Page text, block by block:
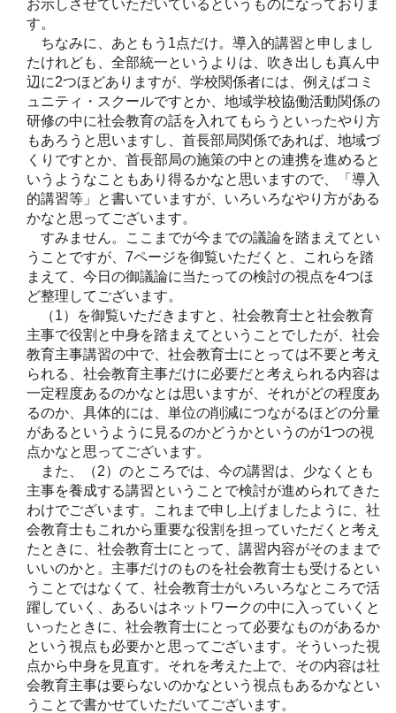
お示しさせていただいているというものになっておりま
す。
ちなみに、あともう1点だけ。導入的講習と申しまし
たけれども、全部統一というよりは、吹き出しも真ん中
辺に2つほどありますが、学校関係者には、例えばコミ
ュニティ・スクールですとか、地域学校協働活動関係の
研修の中に社会教育の話を入れてもらうといったやり方
もあろうと思いますし、首長部局関係であれば、地域づ
くりですとか、首長部局の施策の中との連携を進めると
いうようなこともあり得るかなと思いますので、「導入
的講習等」と書いていますが、いろいろなやり方がある
かなと思ってございます。
すみません。ここまでが今までの議論を踏まえてとい
うことですが、7ページを御覧いただくと、これらを踏
まえて、今日の御議論に当たっての検討の視点を4つほ
ど整理してございます。
（1）を御覧いただきますと、社会教育士と社会教育
主事で役割と中身を踏まえてということでしたが、社会
教育主事講習の中で、社会教育士にとっては不要と考え
られる、社会教育主事だけに必要だと考えられる内容は
一定程度あるのかなとは思いますが、それがどの程度あ
るのか、具体的には、単位の削減につながるほどの分量
があるというように見るのかどうかというのが1つの視
点かなと思ってございます。
また、（2）のところでは、今の講習は、少なくとも
主事を養成する講習ということで検討が進められてきた
わけでございます。これまで申し上げましたように、社
会教育士もこれから重要な役割を担っていただくと考え
たときに、社会教育士にとって、講習内容がそのままで
いいのかと。主事だけのものを社会教育士も受けるとい
うことではなくて、社会教育士がいろいろなところで活
躍していく、あるいはネットワークの中に入っていくと
いったときに、社会教育士にとって必要なものがあるか
という視点も必要かと思ってございます。そういった視
点から中身を見直す。それを考えた上で、その内容は社
会教育主事は要らないのかなという視点もあるかなとい
うことで書かせていただいてございます。